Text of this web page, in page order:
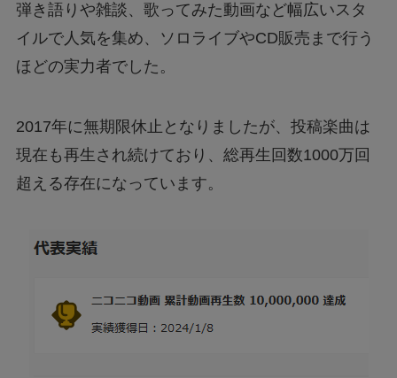
弾き語りや雑談、歌ってみた動画など幅広いスタ
イルで人気を集め、ソロライブやCD販売まで行う
ほどの実力者でした。
2017年に無期限休止となりましたが、投稿楽曲は
現在も再生され続けており、総再生回数1000万回
超える存在になっています。